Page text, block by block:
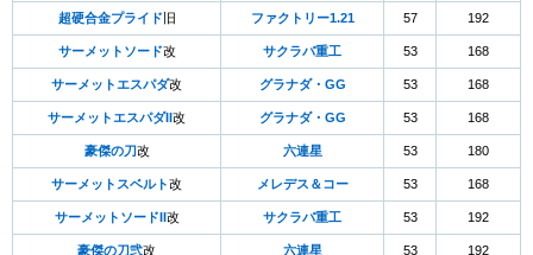
超硬合金プライド 旧 ファクトリー1.21 57 192
サーメットソード改 サクラバ重工 53 168
サーメットエスパダ改 グラナダ・GG 53 168
サーメットエスパダII 改 グラナダ・GG 53 168
豪傑の刀改 六連星 53 180
サーメットスベルト改 メレデス＆コー 53 168
サーメットソードII 改 サクラバ重工 53 192
豪傑の刀弐改 六連星 53 192